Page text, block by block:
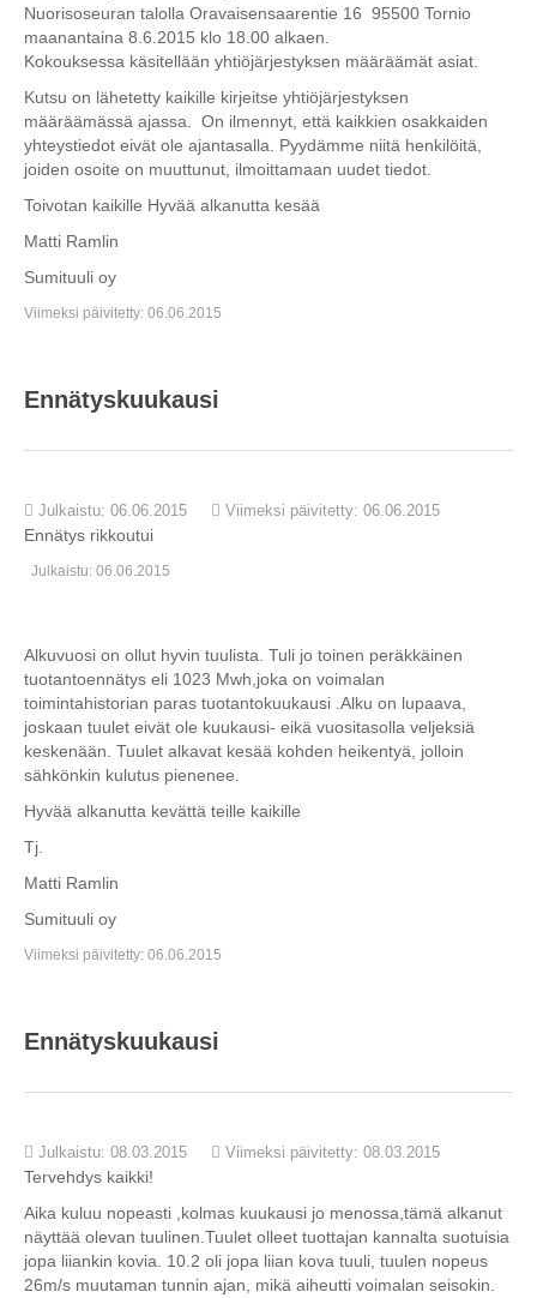
Nuorisoseuran talolla Oravaisensaarentie 16 95500 Tornio
maanantaina 8.6.2015 klo 18.00 alkaen.
Kokouksessa käsitellään yhtiöjärjestyksen määräämät asiat.
Kutsu on lähetetty kaikille kirjeitse yhtiöjärjestyksen
määräämässä ajassa. On ilmennyt, että kaikkien osakkaiden
yhteystiedot eivät ole ajantasalla. Pyydämme niitä henkilöitä,
joiden osoite on muuttunut, ilmoittamaan uudet tiedot.
Toivotan kaikille Hyvää alkanutta kesää
Matti Ramlin
Sumituuli oy
Viimeksi päivitetty: 06.06.2015
Ennätyskuukausi
Julkaistu: 06.06.2015 Viimeksi päivitetty: 06.06.2015
Ennätys rikkoutui
Julkaistu: 06.06.2015
Alkuvuosi on ollut hyvin tuulista. Tuli jo toinen peräkkäinen
tuotantoennätys eli 1023 Mwh,joka on voimalan
toimintahistorian paras tuotantokuukausi .Alku on lupaava,
joskaan tuulet eivät ole kuukausi- eikä vuositasolla veljeksiä
keskenään. Tuulet alkavat kesää kohden heikentyä, jolloin
sähkönkin kulutus pienenee.
Hyvää alkanutta kevättä teille kaikille
Tj.
Matti Ramlin
Sumituuli oy
Viimeksi päivitetty: 06.06.2015
Ennätyskuukausi
Julkaistu: 08.03.2015 Viimeksi päivitetty: 08.03.2015
Tervehdys kaikki!
Aika kuluu nopeasti ,kolmas kuukausi jo menossa,tämä alkanut
näyttää olevan tuulinen.Tuulet olleet tuottajan kannalta suotuisia
jopa liiankin kovia. 10.2 oli jopa liian kova tuuli, tuulen nopeus
26m/s muutaman tunnin ajan, mikä aiheutti voimalan seisokin.